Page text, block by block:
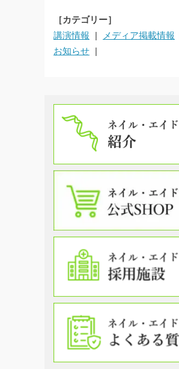
［カテゴリー］
講演情報
メディア掲載情報
お知らせ